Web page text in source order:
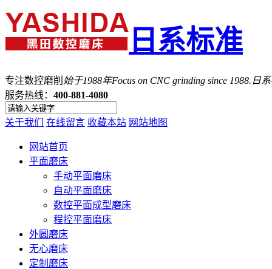
日系标准
专注数控磨削 始于1988年Focus on CNC grinding since 1988.日
服务热线： 400-881-4080
关于我们 在线留言 收藏本站 网站地图
网站首页
平面磨床
手动平面磨床
自动平面磨床
数控平面成型磨床
程控平面磨床
外圆磨床
无心磨床
定制磨床